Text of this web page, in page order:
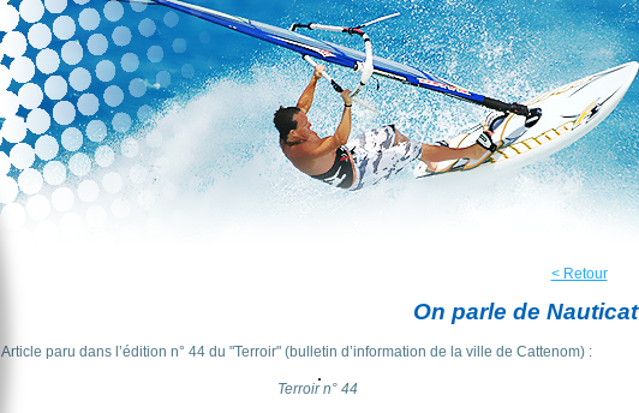
< Retour
On parle de Nauticat
Article paru dans l’édition n° 44 du "Terroir" (bulletin d’information de la ville de Cattenom) :
Terroir n° 44